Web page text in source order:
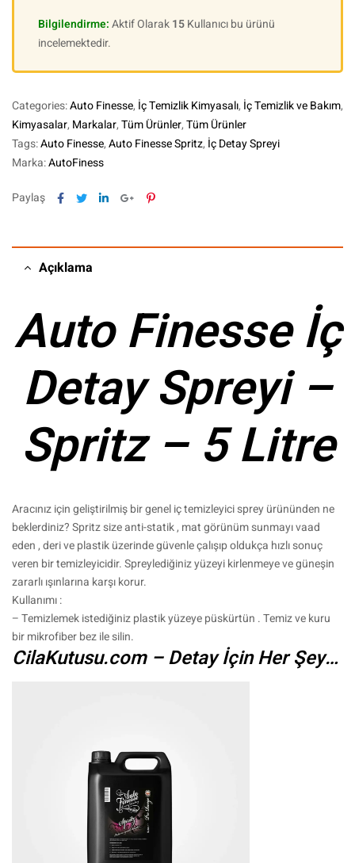
Bilgilendirme:Aktif Olarak15Kullanıcı bu ürünü
incelemektedir.
Categories:Auto Finesse, İç Temizlik Kimyasalı, İç Temizlik ve Bakım,
Kimyasalar, Markalar,Tüm Ürünler,Tüm Ürünler
Tags:Auto Finesse,Auto Finesse Spritz, İç Detay Spreyi
Marka:AutoFiness
Paylaş Facebook
TwitterLinkedinGoogle+Pinterest
Açıklama
Auto Finesse İç
Detay Spreyi –
Spritz – 5 Litre
Aracınız için geliştirilmiş bir genel iç temizleyici sprey ürününden ne
beklerdiniz? Spritz size anti-statik , mat görünüm sunmayı vaad
eden , deri ve plastik üzerinde güvenle çalışıp oldukça hızlı sonuç
veren bir temizleyicidir. Spreylediğiniz yüzeyi kirlenmeye ve güneşin
zararlı ışınlarına karşı korur.
Kullanımı :
– Temizlemek istediğiniz plastik yüzeye püskürtün . Temiz ve kuru
bir mikrofiber bez ile silin.
CilaKutusu.com – Detay İçin Her Şey…